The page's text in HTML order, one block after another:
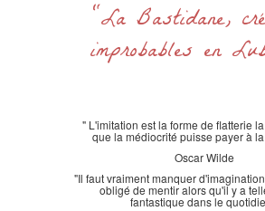
"La Bastidane,
improbables en
" L'imitation est la forme de flatterie
que la médiocrité puisse payer à
Oscar Wilde
"Il faut vraiment manquer
obligé de mentir alors qu'il y a
fantastique dans le